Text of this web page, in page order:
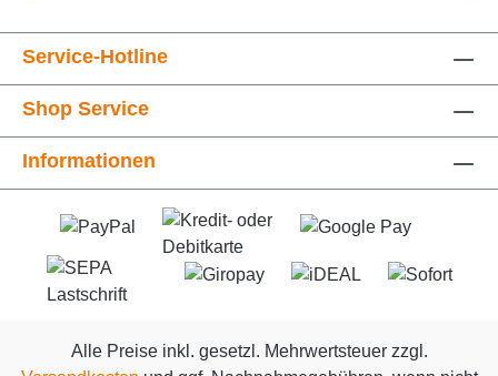
Service-Hotline
Shop Service
Informationen
Alle Preise inkl. gesetzl. Mehrwertsteuer zzgl.